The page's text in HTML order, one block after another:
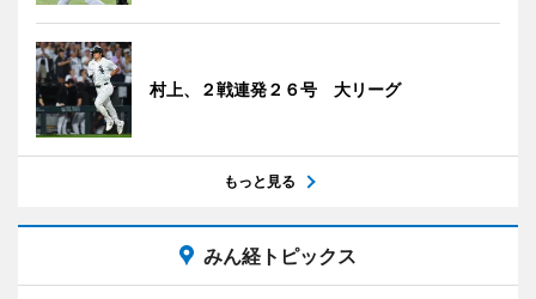
村上、２戦連発２６号 大リーグ
もっと見る
みん経トピックス